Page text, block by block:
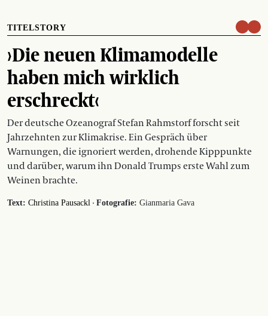
TITELSTORY
›Die neuen Klimamodelle
haben mich wirklich
erschreckt‹
Der deutsche Ozeanograf Stefan Rahmstorf forscht seit
Jahrzehnten zur Klimakrise. Ein Gespräch über
Warnungen, die ignoriert werden, drohende Kipppunkte
und darüber, warum ihn Donald Trumps erste Wahl zum
Weinen brachte.
Text: Christina Pausackl · Fotografie: Gianmaria Gava